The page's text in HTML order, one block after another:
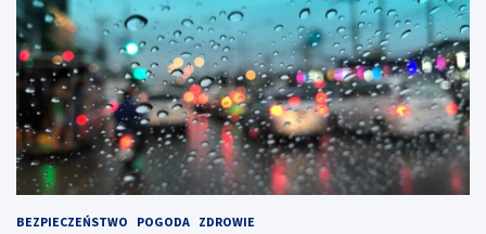
BEZPIECZEŃSTWO POGODA ZDROWIE